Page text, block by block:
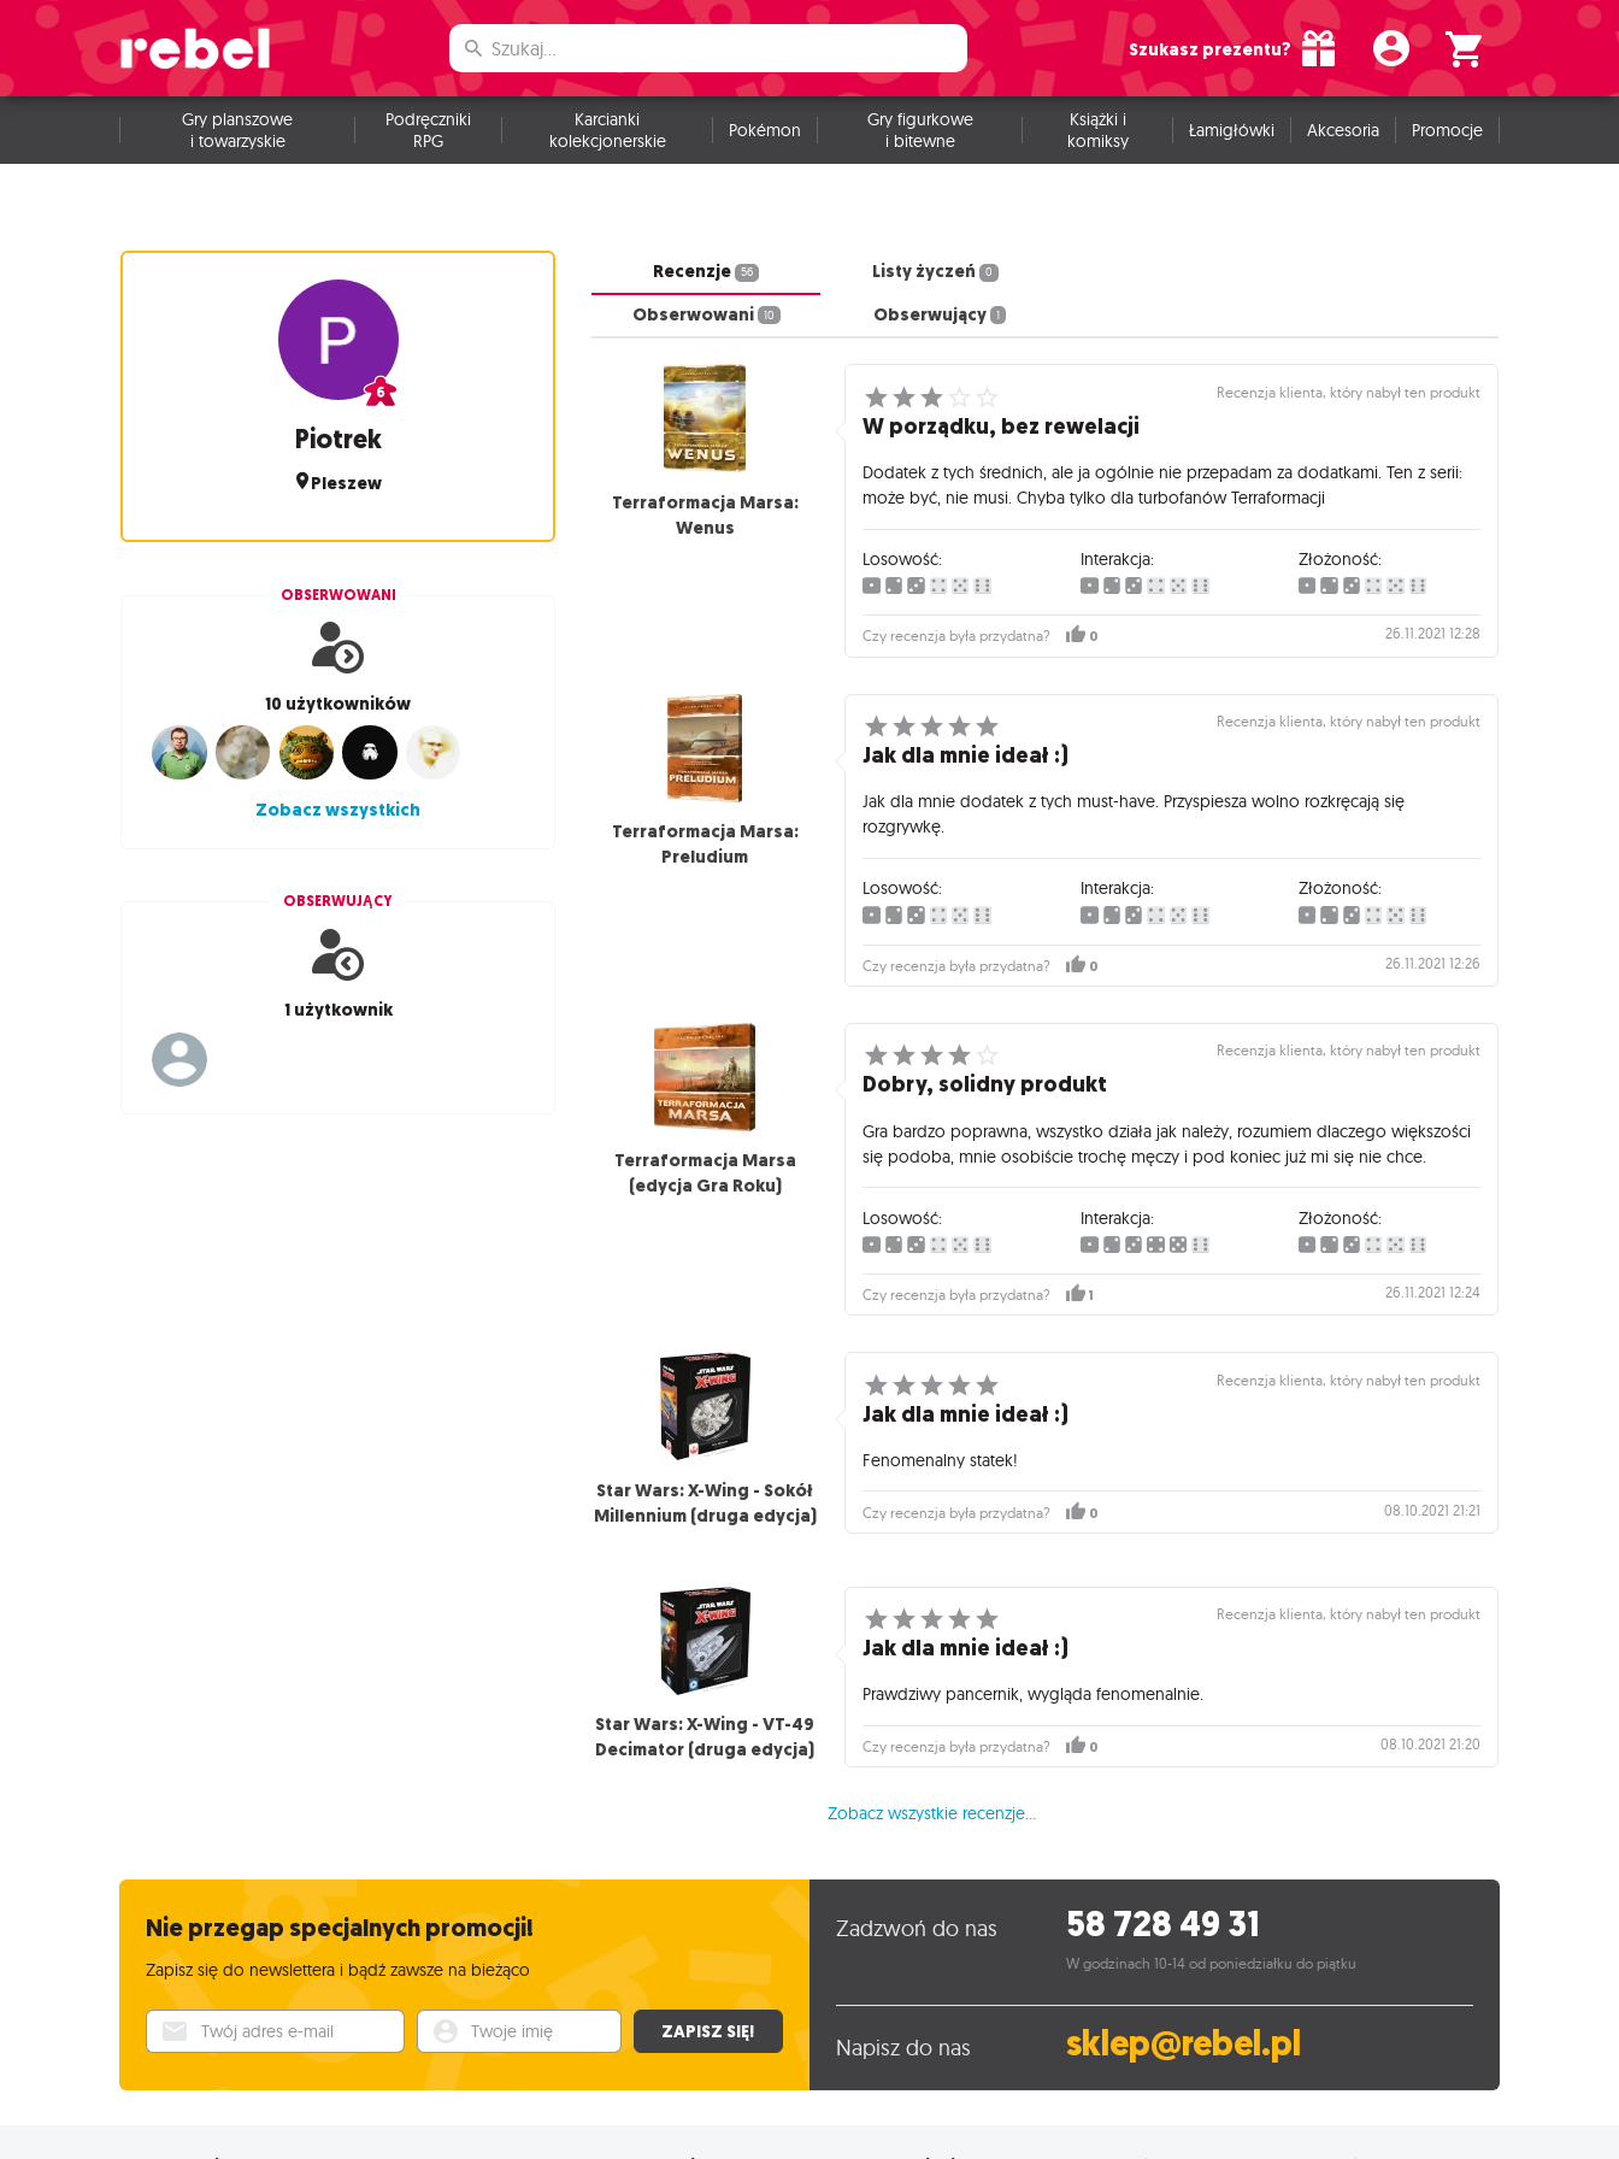
Szukasz prezentu?
Gry planszowe
i towarzyskie
Podręczniki
RPG
Karcianki
kolekcjonerskie
Pokémon
Gry figurkowe
i bitewne
Książki i
komiksy
Łamigłówki Akcesoria Promocje
Piotrek
Pleszew
OBSERWOWANI
10 użytkowników
Zobacz wszystkich
OBSERWUJĄCY
1 użytkownik
Recenzje 56 Listy życzeń 0
Obserwowani 10 Obserwujący 1
Terraformacja Marsa:
Wenus
Recenzja klienta, który nabył ten produkt
W porządku, bez rewelacji
Dodatek z tych średnich, ale ja ogólnie nie przepadam za dodatkami. Ten z serii:
może być, nie musi. Chyba tylko dla turbofanów Terraformacji
Losowość: Interakcja: Złożoność:
Czy recenzja była przydatna? 0 26.11.2021 12:28
Terraformacja Marsa:
Preludium
Recenzja klienta, który nabył ten produkt
Jak dla mnie ideał :)
Jak dla mnie dodatek z tych must-have. Przyspiesza wolno rozkręcają się
rozgrywkę.
Losowość: Interakcja: Złożoność:
Czy recenzja była przydatna? 0 26.11.2021 12:26
Terraformacja Marsa
(edycja Gra Roku)
Recenzja klienta, który nabył ten produkt
Dobry, solidny produkt
Gra bardzo poprawna, wszystko działa jak należy, rozumiem dlaczego większości
się podoba, mnie osobiście trochę męczy i pod koniec już mi się nie chce.
Losowość: Interakcja: Złożoność:
Czy recenzja była przydatna? 1 26.11.2021 12:24
Star Wars: X-Wing - Sokół
Millennium (druga edycja)
Recenzja klienta, który nabył ten produkt
Jak dla mnie ideał :)
Fenomenalny statek!
Czy recenzja była przydatna? 0 08.10.2021 21:21
Star Wars: X-Wing - VT-49
Decimator (druga edycja)
Recenzja klienta, który nabył ten produkt
Jak dla mnie ideał :)
Prawdziwy pancernik, wygląda fenomenalnie.
Czy recenzja była przydatna? 0 08.10.2021 21:20
Zobacz wszystkie recenzje...
Nie przegap specjalnych promocji!
Zapisz się do newslettera i bądź zawsze na bieżąco
Twój adres e-mail Twoje imię ZAPISZ SIĘ!
Zadzwoń do nas 58 728 49 31
W godzinach 10-14 od poniedziałku do piątku
Napisz do nas sklep@rebel.pl